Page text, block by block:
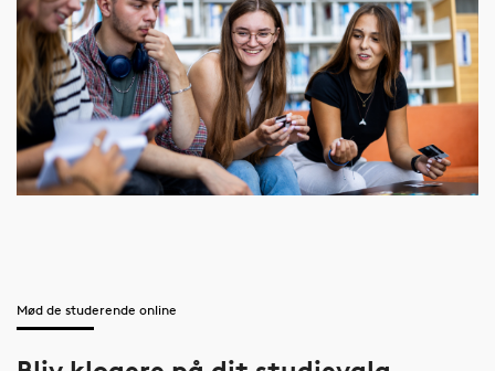
Mød de studerende online